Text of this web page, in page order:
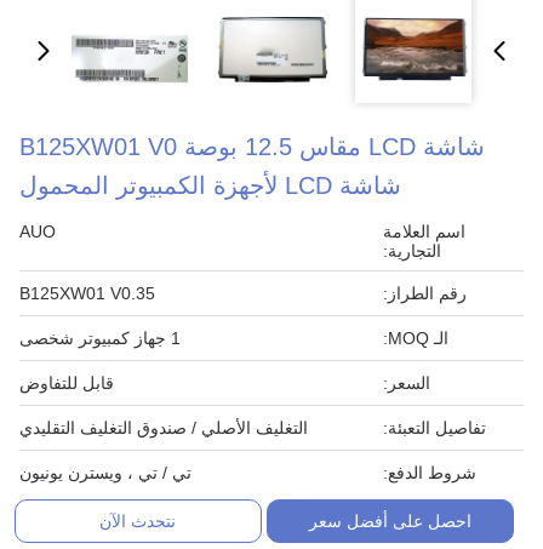
شاشة LCD مقاس 12.5 بوصة B125XW01 V0
شاشة LCD لأجهزة الكمبيوتر المحمول
اسم العلامة
التجارية:
AUO
رقم الطراز: B125XW01 V0.35
الـ MOQ: 1 جهاز كمبيوتر شخصى
السعر: قابل للتفاوض
تفاصيل التعبئة: التغليف الأصلي / صندوق التغليف التقليدي
شروط الدفع: تي / تي ، ويسترن يونيون
احصل على أفضل سعر نتحدث الآن